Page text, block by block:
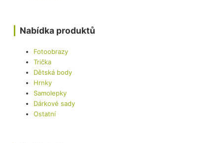
Nabídka produktů
Fotoobrazy
Trička
Dětská body
Hrnky
Samolepky
Dárkové sady
Ostatní